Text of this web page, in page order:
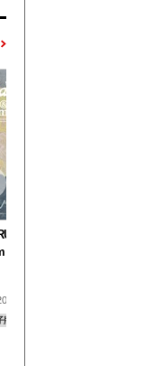
別編集
版あり